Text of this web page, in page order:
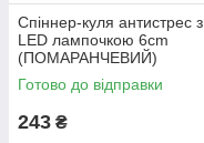
Спіннер-куля антистрес з
LED лампочкою 6cm
(ПОМАРАНЧЕВИЙ)
[tsi303432-TSI]
Готово до відправки
243 ₴